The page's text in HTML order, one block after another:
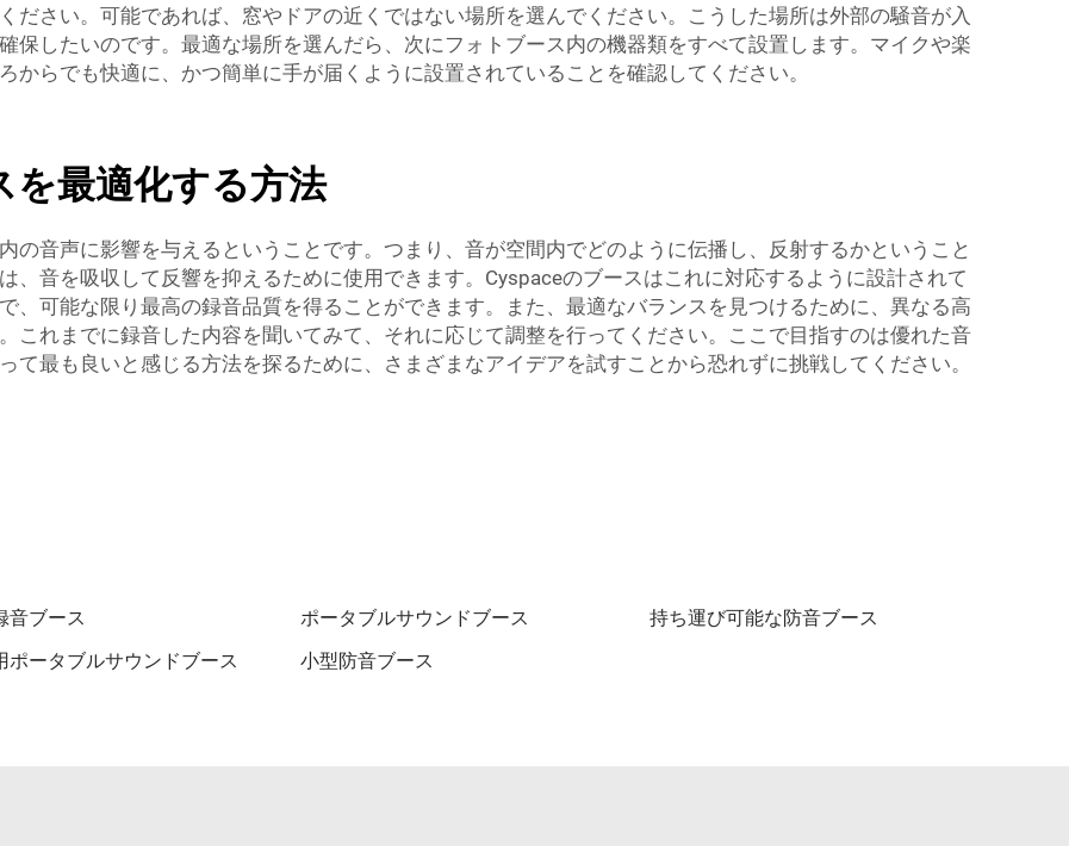
ださい。可能であれば、窓やドアの近くではない場所を選んでください。こうした場所は外部の騒音が入
保したいのです。最適な場所を選んだら、次にフォトブース内の機器類をすべて設置します。マイクや楽
らでも快適に、かつ簡単に手が届くように設置されていることを確認してください。
を最適化する方法
の音声に影響を与えるということです。つまり、音が空間内でどのように伝播し、反射するかということ
、音を吸収して反響を抑えるために使用できます。Cyspaceのブースはこれに対応するように設計されて
、可能な限り最高の録音品質を得ることができます。また、最適なバランスを見つけるために、異なる高
これまでに録音した内容を聞いてみて、それに応じて調整を行ってください。ここで目指すのは優れた音
て最も良いと感じる方法を探るために、さまざまなアイデアを試すことから恐れずに挑戦してください。
音ブース ポータブルサウンドブース
持ち運び可能な防音ブース
ポータブルサウンドブース 小型防音ブース